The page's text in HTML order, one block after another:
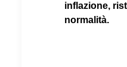
inflazione,
normalità.